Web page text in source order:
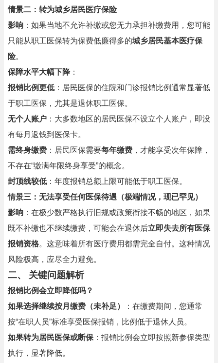
情景二：转为城乡居民医疗保险
影响 ：如果当地不允许补缴或您无力承担补缴费用，您可能
只能从职工医保转为保费低廉得多的城乡居民基本医疗保
险。
保障水平大幅下降 ：
报销比例更低 ：居民医保的住院和门诊报销比例通常显著低
于职工医保，尤其是退休职工医保。
无个人账户 ：大多数地区的居民医保不设立个人账户，即没
有每月返钱到医保卡。
需终身缴费 ：居民医保需要每年缴费 ，才能享受次年保障，
不存在“缴满年限终身享受”的概念。
封顶线较低 ：年度报销总额上限可能低于职工医保。
情景三：无法享受任何医保待遇（极端情况，现已罕见）
影响 ：在极少数严格执行旧规或政策衔接不畅的地区，如果
既不补缴也不继续缴费，可能会在退休后立即失去所有医保
报销资格。这意味着所有医疗费用都需完全自付。这种情况
风险极高，应尽全力避免。
二、 关键问题解析
报销比例会立即降低吗？
如果选择继续按月缴费（未补足）
：在缴费期间，您通常
按“在职人员”标准享受医保报销，比例低于退休人员。
如果转为居民医保或断保 ：报销比例会立即按照新参保类型
执行，显著降低。